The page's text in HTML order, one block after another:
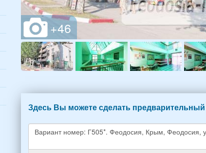
Здесь Вы можете сделать предварительный